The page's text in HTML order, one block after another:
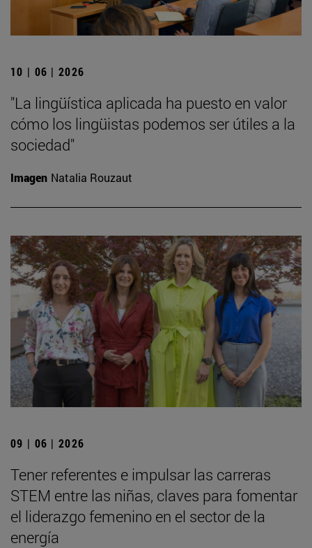
10 | 06 | 2026
"La lingüística aplicada ha puesto en valor
cómo los lingüistas podemos ser útiles a la
sociedad"
Imagen Natalia Rouzaut
09 | 06 | 2026
Tener referentes e impulsar las carreras
STEM entre las niñas, claves para fomentar
el liderazgo femenino en el sector de la
energía